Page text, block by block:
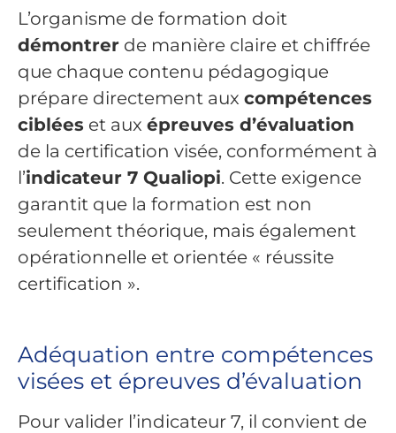
L’organisme de formation doit
démontrer de manière claire et chiffrée
que chaque contenu pédagogique
prépare directement aux compétences
ciblées et aux épreuves d’évaluation
de la certification visée, conformément à
l’indicateur 7 Qualiopi. Cette exigence
garantit que la formation est non
seulement théorique, mais également
opérationnelle et orientée « réussite
certification ».
Adéquation entre compétences
visées et épreuves d’évaluation
Pour valider l’indicateur 7, il convient de